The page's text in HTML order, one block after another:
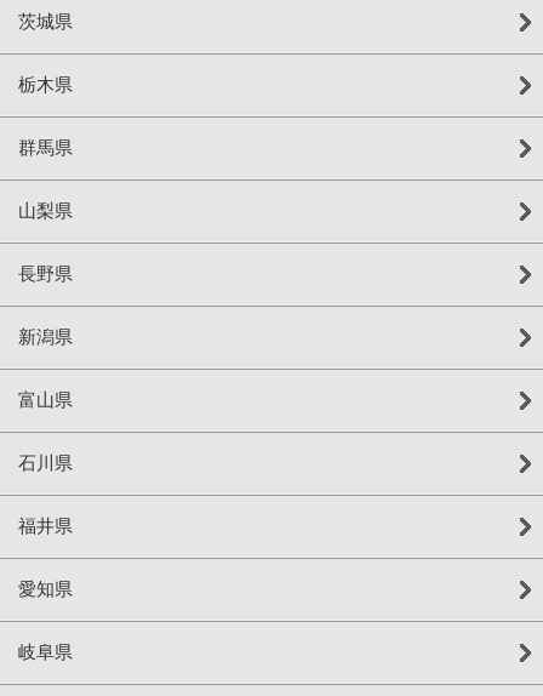
茨城県
栃木県
群馬県
山梨県
長野県
新潟県
富山県
石川県
福井県
愛知県
岐阜県